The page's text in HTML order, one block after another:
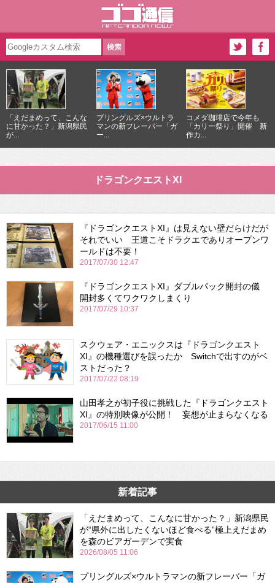
「えだまめって、こんな
に甘かった？」新潟県民
が...
プリングルズ×ウルトラ
マンの新フレーバー「ガ
ー...
コメダ珈琲店で今年も
「カリー祭り」開催 新
作カ...
ドラゴンクエストXI
『ドラゴンクエストXI』は見えない壁だらけだが
それでいい 王道こそドラクエでありオープンワ
ールドは不要！
2017/07/30 12:47
『ドラゴンクエストXI』ダブルパック開封の儀
開封多くてワクワクしまくり
2017/07/29 10:37
スクウェア・エニックスは『ドラゴンクエスト
XI』の機種選びを誤ったか Switchで出すのがベ
ストだった？
2017/07/22 08:19
山田孝之が初子役に挑戦した『ドラゴンクエスト
XI』の特別映像が公開！ 妄想が止まらなくなる
2017/06/15 11:00
新着記事
「えだまめって、こんなに甘かった？」新潟県民
が“県外に出したくないほど食べる”極上えだまめ
を森のビアガーデンで実食
2026/08/05 11:06
プリングルズ×ウルトラマンの新フレーバー「ガ